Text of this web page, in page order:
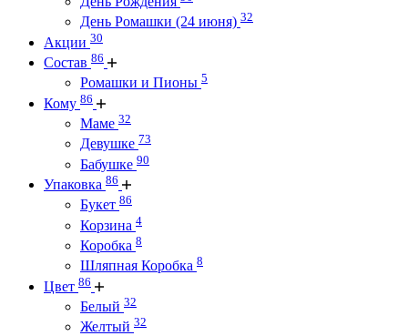
День Ромашки (24 июня) 32
Акции 30
Состав 86
Ромашки и Пионы 5
Кому 86
Маме 32
Девушке 73
Бабушке 90
Упаковка 86
Букет 86
Корзина 4
Коробка 8
Шляпная Коробка 8
Цвет 86
Белый 32
Желтый 32